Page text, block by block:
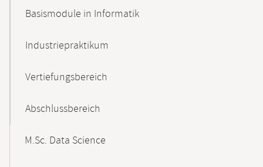
Basismodule in Informatik
Industriepraktikum
Vertiefungsbereich
Abschlussbereich
M.Sc. Data Science